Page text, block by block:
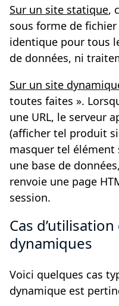
Sur un site statique,
sous forme de
identique pour tous
de données, ni
Sur un site
toutes faites ».
une URL, le serveur
(afficher tel produit
masquer tel élément
une base de
renvoie une page
session.
Cas
dynamiques
Voici quelques cas
dynamique est